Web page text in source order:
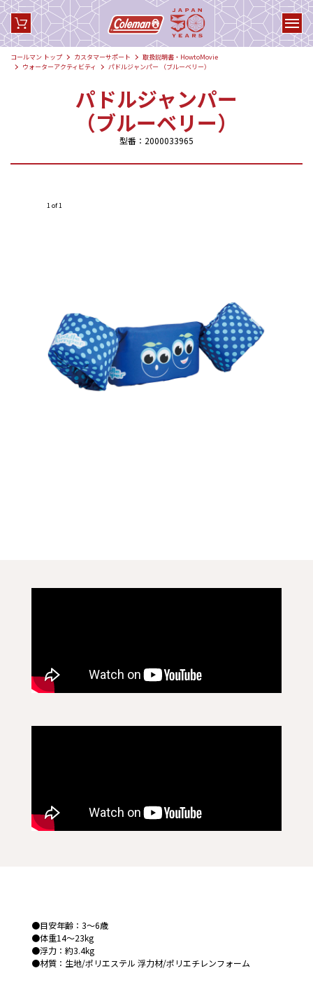
コールマン トップ カスタマーサポート
取扱説明書・HowtoMovie
ウォーターアクティビティ
パドルジャンパー （ブルーベリー）
パドルジャンパー
（ブルーベリー）
型番：2000033965
1 of 1
●目安年齢：3～6歳
●体重14～23kg
●浮力：約3.4kg
●材質：生地/ポリエステル 浮力材/ポリエチレンフォーム